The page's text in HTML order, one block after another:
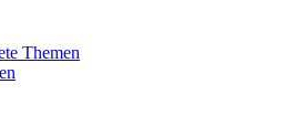
Themen